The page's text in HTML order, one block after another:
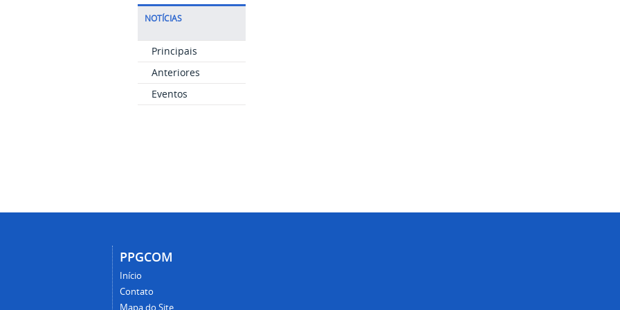
NOTÍCIAS
Principais
Anteriores
Eventos
PPGCOM
Início
Contato
Mapa do Site